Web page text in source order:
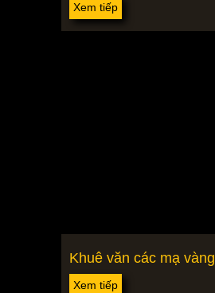
Xem tiếp
Khuê văn các mạ vàng
Xem tiếp